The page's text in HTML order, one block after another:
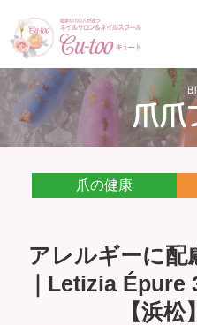
爪の健康
アレルギーに配
｜Letizia
【浜